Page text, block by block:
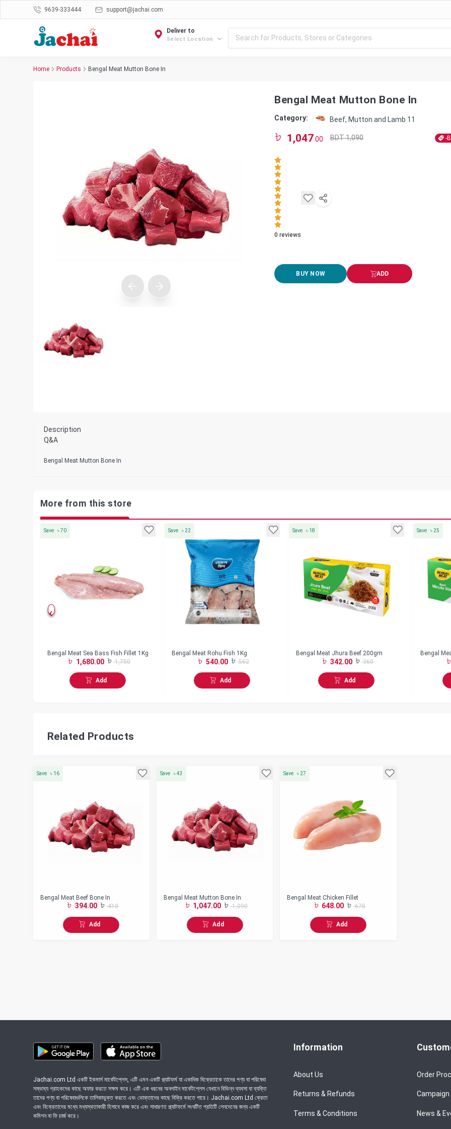
9639-333444 support@jachai.com
Deliver to
Select Location
Home Products Bengal Meat Mutton Bone In
Bengal Meat Mutton Bone In
Category: Beef, Mutton and Lamb 11
1,047 .00 BDT 1,090 -
0 reviews
BUY NOW ADD
Description
Q&A
Bengal Meat Mutton Bone In
More from this store
Save ৳70
Bengal Meat Sea Bass Fish Fillet 1Kg
1,680.00 1,750
Add
Save ৳ 22
Bengal Meat Rohu Fish 1Kg
540.00 562
Add
Save ৳ 18
Bengal Meat Jhura Beef 200gm
342.00 360
Add
Save ৳ 25
Bengal
Related Products
Save ৳ 16
Bengal Meat Beef Bone In
394.00 410
Add
Save ৳43
Bengal Meat Mutton Bone In
1,047.00 1,090
Add
Save ৳ 27
Bengal Meat Chicken Fillet
648.00 675
Add
Jachai.com Ltd একটি ইকমার্স মার্কেটপ্লেস, এটি এমন একটি প্ল্যাটফর্ম যা একাধিক বিক্রেতাকে তাদের পণ্য বা পরিষেবা
সম্ভাব্য গ্রাহকদের কাছে অফার করতে সক্ষম করে। এটি এক ধরনের অনলাইন মার্কেটপ্লেস যেখানে বিভিন্ন ব্যবসা বা ব্যক্তি
তাদের পণ্য বা পরিষেবাগুলিকে তালিকাভুক্ত করতে এবং ভোক্তাদের কাছে বিক্রি করতে পারে। Jachai.com Ltd ক্রেতা
এবং বিক্রেতাদের মধ্যে মধ্যস্থতাকারী হিসাবে কাজ করে এবং সাধারণত প্ল্যাটফর্মে সংঘটিত প্রতিটি লেনদেনের জন্য একটি
কমিশন বা ফি চার্জ করে।
Information
About Us
Returns & Refunds
Terms & Conditions
Order
News &